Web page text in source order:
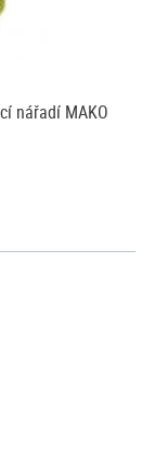
nářadí MAKO